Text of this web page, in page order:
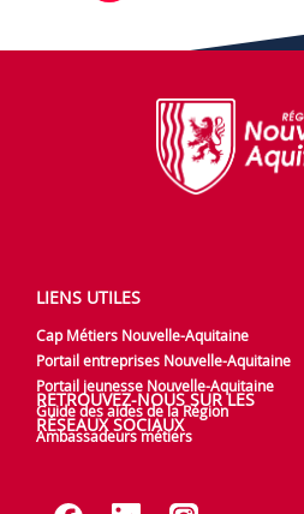
LIENS UTILES
Cap Métiers Nouvelle-Aquitaine
Portail entreprises Nouvelle-Aquitaine
Portail jeunesse Nouvelle-Aquitaine
Guide des aides de la Région
Ambassadeurs métiers
RETROUVEZ-NOUS SUR LES
RÉSEAUX SOCIAUX
Lien versLien vers
Lien